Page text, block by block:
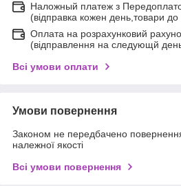
Наложный платеж з
(відправка кожен день,товари
Оплата на розрахунковий
(відправлення на следующй
Всі умови оплати
Умови повернення
Законом не передбачено
належної якості
Всі умови повернення